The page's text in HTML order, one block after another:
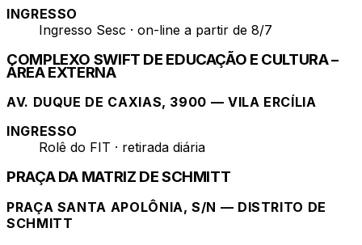
INGRESSO
Ingresso Sesc · on-line a partir de 8/7
COMPLEXO SWIFT DE EDUCAÇÃO E CULTURA –
ÁREA EXTERNA
AV. DUQUE DE CAXIAS, 3900 — VILA ERCÍLIA
INGRESSO
Rolê do FIT · retirada diária
PRAÇA DA MATRIZ DE SCHMITT
PRAÇA SANTA APOLÔNIA, S/N — DISTRITO DE
SCHMITT